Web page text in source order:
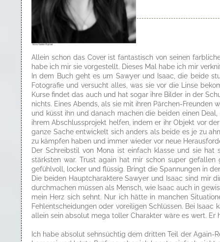
Allein schon das Cover ist fantastisch von seinen
habe ich mir sie vorgestellt. Dieses Mal habe ich mir
In dem Buch geht es um Sawyer und Isaac, die beide
Fotografie und versucht alles, was sie vor die Linse
Kurse findet das auch und hat sogar ihre Bilder in der
nichts. Eines Abends, als sie mit ihren Pärchen-
und küsst ihn und danach machen die beiden einen
ihrem Abschlussprojekt helfen, indem er ihr Objekt vor
ganze Sache entwickelt sich anders als beide es je zu
zu kämpfen haben und immer wieder vor neue
Der Schreibstil von Mona ist einfach klasse und sie
stärksten war. Trust again hat mir schon super
gefühlvoll, locker und flüssig. Bringt die Spannungen in
Die beiden Hauptcharaktere Sawyer und Isaac sind mir
durchmachen müssen als Mensch, wie Isaac auch in
mein Herz sich sehnt. Nur ich hätte in manchen
Fehlentscheidungen oder voreiligen Schlüssen. Bei
allein sein absolut mega toller Charakter wäre es wert.
Ich habe absolut sehnsüchtig dem dritten Teil der